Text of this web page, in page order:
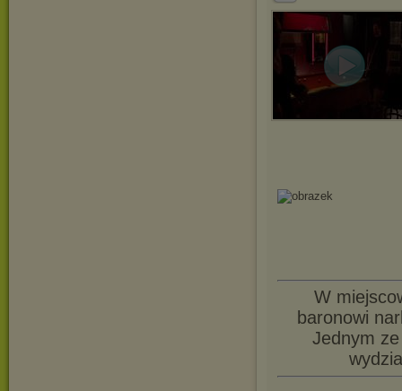
W
baronowi
Jednym